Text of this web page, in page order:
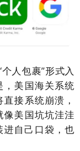
人包裹”形式入
美国海关系统
接系统崩溃，
美国坑坑洼洼
自己口袋，也